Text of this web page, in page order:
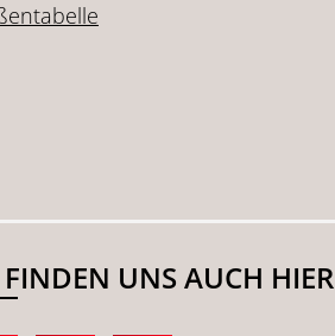
FINDEN UNS AUCH HIER